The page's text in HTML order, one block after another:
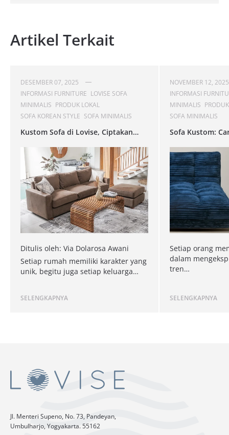
Artikel Terkait
DESEMBER 07, 2025
INFORMASI FURNITURE LOVISE SOFA
MINIMALIS PRODUK LOKAL
SOFA KOREAN STYLE SOFA MINIMALIS
Kustom Sofa di Lovise, Ciptakan
Ditulis oleh: Via Dolarosa Awani
Setiap rumah memiliki karakter yang
unik, begitu juga setiap keluarga…
SELENGKAPNYA
NOVEMBER 12, 2025
INFORMASI
MINIMALIS
SOFA MINIMALIS
Sofa Kustom:
Kenyamanan
Setiap orang
dalam
tren…
SELENGKAPNYA
Jl. Menteri Supeno, No. 73, Pandeyan,
Umbulharjo, Yogyakarta. 55162